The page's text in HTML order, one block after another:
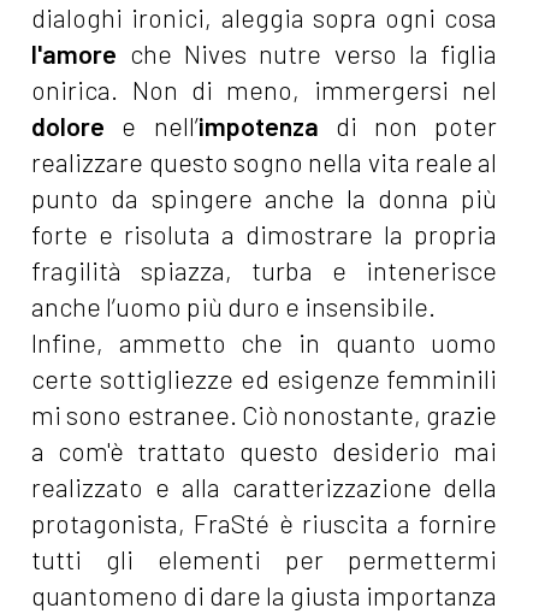
dialoghi ironici, aleggia sopra ogni cosa
l'amore che Nives nutre verso la figlia
onirica. Non di meno, immergersi nel
dolore e nell’impotenza di non poter
realizzare questo sogno nella vita reale al
punto da spingere anche la donna più
forte e risoluta a dimostrare la propria
fragilità spiazza, turba e intenerisce
anche l’uomo più duro e insensibile.
Infine, ammetto che in quanto uomo
certe sottigliezze ed esigenze femminili
mi sono estranee. Ciò nonostante, grazie
a com'è trattato questo desiderio mai
realizzato e alla caratterizzazione della
protagonista, FraSté è riuscita a fornire
tutti gli elementi per permettermi
quantomeno di dare la giusta importanza